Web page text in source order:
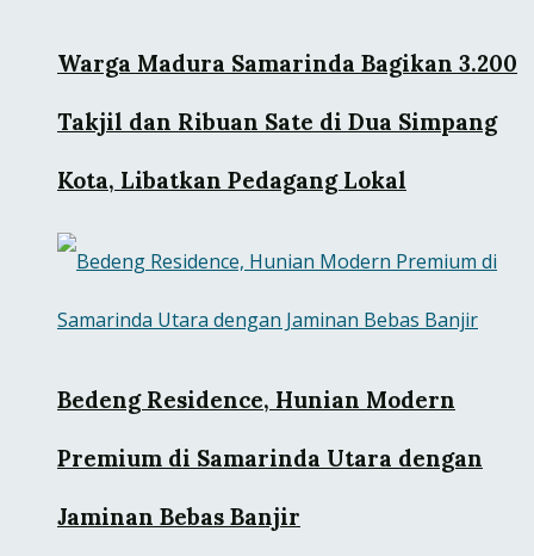
Warga Madura Samarinda Bagikan 3.200
Takjil dan Ribuan Sate di Dua Simpang
Kota, Libatkan Pedagang Lokal
Bedeng Residence, Hunian Modern
Premium di Samarinda Utara dengan
Jaminan Bebas Banjir